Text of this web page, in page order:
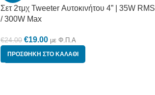
Σετ 2τμχ Tweeter Αυτοκινήτου 4” | 35W RMS
/ 300W Max
€24.00 €19.00 με Φ.Π.Α
ΠΡΟΣΘΉΚΗ ΣΤΟ ΚΑΛΆΘΙ